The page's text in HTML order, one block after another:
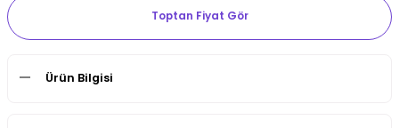
Toptan Fiyat Gör
Ürün Bilgisi